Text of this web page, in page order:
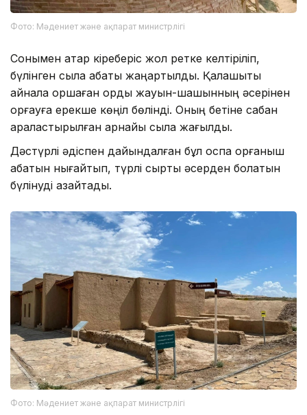
Фото: Мәдениет және ақпарат министрлігі
Сонымен қатар кіреберіс жол ретке келтіріліп,
бүлінген сылақ қабаты жаңартылды. Қалашықты
айнала қоршаған орды жауын-шашынның әсерінен
қорғауға ерекше көңіл бөлінді. Оның бетіне сабан
араластырылған арнайы сылақ жағылды.
Дәстүрлі әдіспен дайындалған бұл қоспа қорғаныш
қабатын нығайтып, түрлі сыртқы әсерден болатын
бүлінуді азайтады.
Фото: Мәдениет және ақпарат министрлігі